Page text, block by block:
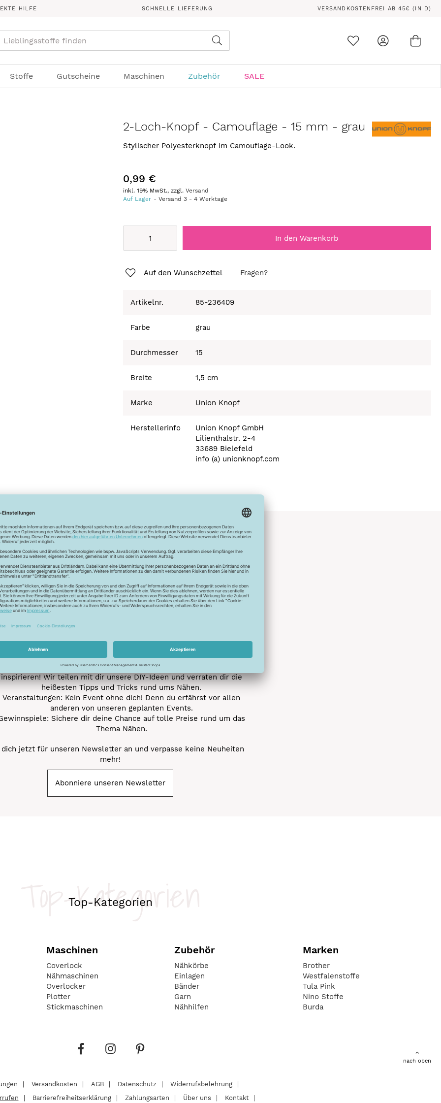
HILFE SCHNELLE LIEFERUNG VERSANDKOSTENFREI AB 45€ (IN D)
Stoffe Gutscheine Maschinen Zubehör SALE
2-Loch-Knopf - Camouflage - 15 mm - grau
Stylischer Polyesterknopf im Camouflage-Look.
0,99 €
inkl. 19% MwSt., zzgl.Versand
Auf Lager
Versand3 -4 Werktage
In den Warenkorb
Auf den Wunschzettel Fragen?
Artikelnr. 85-236409
Farbe grau
Durchmesser 15
Breite 1,5 cm
Marke Union Knopf
Herstellerinfo
Union Knopf GmbH
Lilienthalstr. 2-4
33689 Bielefeld
info (a) unionknopf.com
Unser Newsletter
Newsletter
jetzt unseren exklusiven Newsletter und profitiere von zahlreichen
Vorteilen:
und Rabatte: Als Newsletter Abonnent erfährst du als erstes
von unseren Aktionen und Rabatten!
neuesten Stofftrends der Saison. Plane mit uns deine neuen
Nähprojekte.
Lass dich von unseren kreativen Ideen und Nähbeispielen
inspirieren! Wir teilen mit dir unsere DIY-Ideen und verraten dir die
heißesten Tipps und Tricks rund ums Nähen.
Veranstaltungen: Kein Event ohne dich! Denn du erfährst vor allen
anderen von unseren geplanten Events.
Sichere dir deine Chance auf tolle Preise rund um das
Thema Nähen.
jetzt für unseren Newsletter an und verpasse keine Neuheiten
mehr!
Abonniere unseren Newsletter
Top-Kategorien
Top-Kategorien
Maschinen
Coverlock
Nähmaschinen
Overlocker
Plotter
Stickmaschinen
Zubehör
Nähkörbe
Einlagen
Bänder
Garn
Nähhilfen
Marken
Brother
Westfalenstoffe
Tula Pink
Nino Stoffe
Burda
nach oben
Versandkosten AGB Datenschutz
Widerrufsbelehrung
Barrierefreiheitserklärung Zahlungsarten Über uns Kontakt